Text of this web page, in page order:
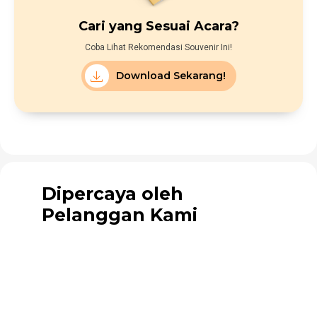
Cari yang Sesuai Acara?
Coba Lihat Rekomendasi Souvenir Ini!
Download Sekarang!
Dipercaya oleh
Pelanggan Kami